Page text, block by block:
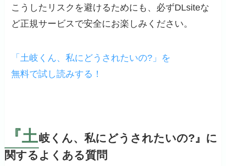
こうしたリスクを避けるためにも、必ずDLsiteな
ど正規サービスで安全にお楽しみください。
「土岐くん、私にどうされたいの?」を
無料で試し読みする！
『土岐くん、私にどうされたいの?』に
関するよくある質問